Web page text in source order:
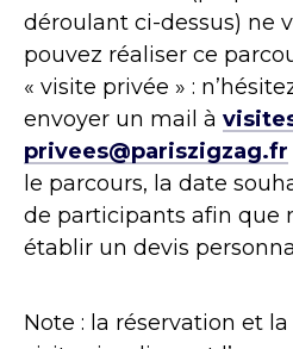
déroulant ci-dessus) ne
pouvez réaliser ce
« visite privée » :
envoyer un mail à
privees@pariszigzag.fr
le parcours, la date
de participants afin que
établir un devis
Note : la réservation et